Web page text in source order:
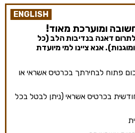
ENGLISH
ומוערכת מאוד!
דאנה בנדיבות הלב (כל
אנא ציינו למי מיועדת
פתוח לבחירתך בכרטיס אשראי או
בכרטיס אשראי (ניתן לבטל בכל